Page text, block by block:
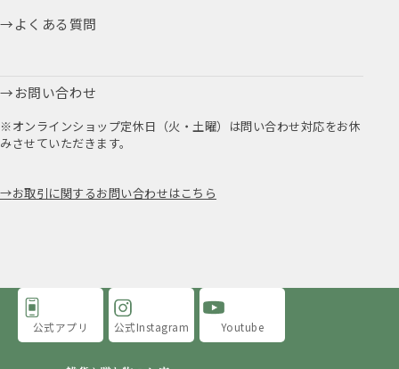
よくある質問
お問い合わせ
※オンラインショップ定休日（火・土曜）は問い合わせ対応をお休
みさせていただきます。
お取引に関するお問い合わせはこちら
公式アプリ 公式Instagram Youtube